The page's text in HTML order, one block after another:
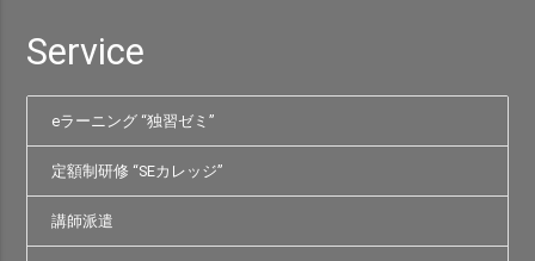
Service
eラーニング “独習ゼミ”
定額制研修 “SEカレッジ”
講師派遣